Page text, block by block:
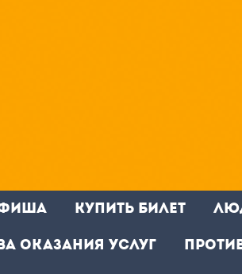
Купить билет
оказания услуг